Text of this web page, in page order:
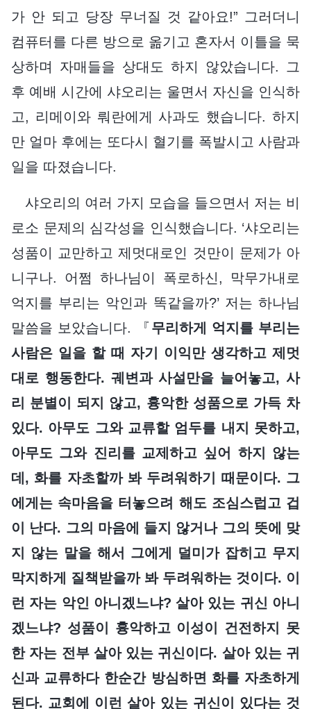
가 안 되고 당장 무너질 것 같아요!” 그러더니
컴퓨터를 다른 방으로 옮기고 혼자서 이틀을 묵
상하며 자매들을 상대도 하지 않았습니다. 그
후 예배 시간에 샤오리는 울면서 자신을 인식하
고, 리메이와 뤄란에게 사과도 했습니다. 하지
만 얼마 후에는 또다시 혈기를 폭발시고 사람과
일을 따졌습니다.
샤오리의 여러 가지 모습을 들으면서 저는 비
로소 문제의 심각성을 인식했습니다. ‘샤오리는
성품이 교만하고 제멋대로인 것만이 문제가 아
니구나. 어쩜 하나님이 폭로하신, 막무가내로
억지를 부리는 악인과 똑같을까?’ 저는 하나님
말씀을 보았습니다. 『 무리하게 억지를 부리는
사람은 일을 할 때 자기 이익만 생각하고 제멋
대로 행동한다. 궤변과 사설만을 늘어놓고, 사
리 분별이 되지 않고, 흉악한 성품으로 가득 차
있다. 아무도 그와 교류할 엄두를 내지 못하고,
아무도 그와 진리를 교제하고 싶어 하지 않는
데, 화를 자초할까 봐 두려워하기 때문이다. 그
에게는 속마음을 터놓으려 해도 조심스럽고 겁
이 난다. 그의 마음에 들지 않거나 그의 뜻에 맞
지 않는 말을 해서 그에게 덜미가 잡히고 무지
막지하게 질책받을까 봐 두려워하는 것이다. 이
런 자는 악인 아니겠느냐? 살아 있는 귀신 아니
겠느냐? 성품이 흉악하고 이성이 건전하지 못
한 자는 전부 살아 있는 귀신이다. 살아 있는 귀
신과 교류하다 한순간 방심하면 화를 자초하게
된다. 교회에 이런 살아 있는 귀신이 있다는 것